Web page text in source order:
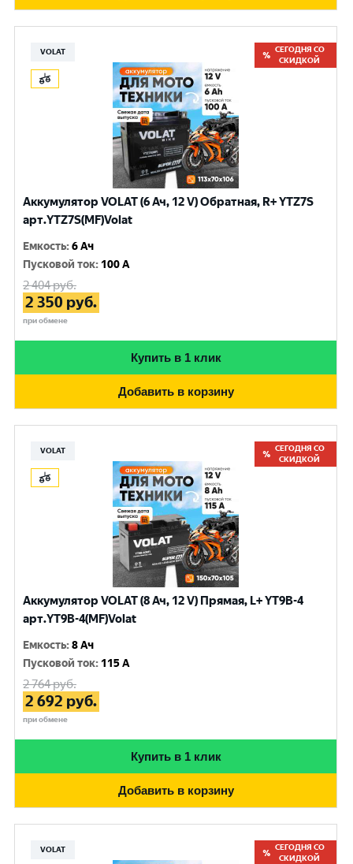
VOLAT
СЕГОДНЯ СО
СКИДКОЙ
Аккумулятор VOLAT (6 Ач, 12 V) Обратная, R+ YTZ7S
арт.YTZ7S(MF)Volat
Емкость:6 Ач
Пусковой ток: 100 A
2 404руб.
2 350 руб.
при обмене
Купить в 1 клик
Добавить в корзину
VOLAT
СЕГОДНЯ СО
СКИДКОЙ
Аккумулятор VOLAT (8 Ач, 12 V) Прямая, L+ YT9B-4
арт.YT9B-4(MF)Volat
Емкость:8 Ач
Пусковой ток: 115 A
2 764руб.
2 692 руб.
при обмене
Купить в 1 клик
Добавить в корзину
VOLAT
СЕГОДНЯ СО
СКИДКОЙ